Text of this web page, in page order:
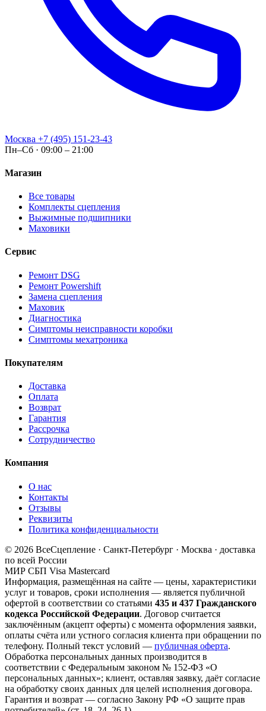
Москва +7 (495) 151-23-43
Пн–Сб · 09:00 – 21:00
Магазин
Все товары
Комплекты сцепления
Выжимные подшипники
Маховики
Сервис
Ремонт DSG
Ремонт Powershift
Замена сцепления
Маховик
Диагностика
Симптомы неисправности коробки
Симптомы мехатроника
Покупателям
Доставка
Оплата
Возврат
Гарантия
Рассрочка
Сотрудничество
Компания
О нас
Контакты
Отзывы
Реквизиты
Политика конфиденциальности
© 2026 ВсеСцепление · Санкт-Петербург · Москва · доставка
по всей России
МИР СБП Visa Mastercard
Информация, размещённая на сайте — цены, характеристики
услуг и товаров, сроки исполнения — является публичной
офертой в соответствии со статьями 435 и 437 Гражданского
кодекса Российской Федерации. Договор считается
заключённым (акцепт оферты) с момента оформления заявки,
оплаты счёта или устного согласия клиента при обращении по
телефону. Полный текст условий — публичная оферта.
Обработка персональных данных производится в
соответствии с Федеральным законом № 152-ФЗ «О
персональных данных»; клиент, оставляя заявку, даёт согласие
на обработку своих данных для целей исполнения договора.
Гарантия и возврат — согласно Закону РФ «О защите прав